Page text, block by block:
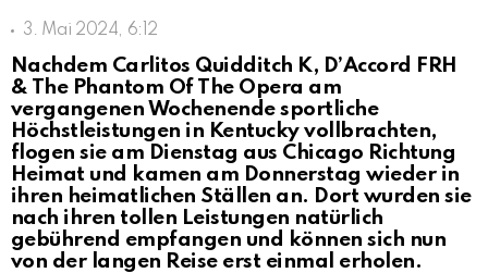
3. Mai 2024, 6:12
Nachdem Carlitos Quidditch K, D’Accord FRH
& The Phantom Of The Opera am
vergangenen Wochenende sportliche
Höchstleistungen in Kentucky vollbrachten,
flogen sie am Dienstag aus Chicago Richtung
Heimat und kamen am Donnerstag wieder in
ihren heimatlichen Ställen an. Dort wurden sie
nach ihren tollen Leistungen natürlich
gebührend empfangen und können sich nun
von der langen Reise erst einmal erholen.